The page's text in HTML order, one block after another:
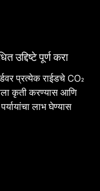
उद्दिष्टे पूर्ण करा
प्रत्येक राईडचे CO₂
कृती करण्यास आणि
लाभ घेण्यास